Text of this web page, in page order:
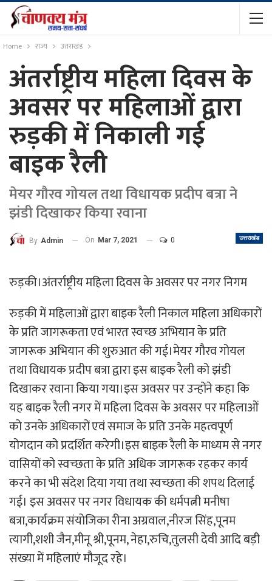
Home राज्य उत्तराखंड
अंतर्राष्ट्रीय महिला दिवस के
अवसर पर महिलाओं द्वारा
रुड़की में निकाली गई
बाइक रैली
मेयर गौरव गोयल तथा विधायक प्रदीप बत्रा ने
झंडी दिखाकर किया रवाना
उत्तराखंड
By Admin On Mar 7, 2021 0
रुड़की।अंतर्राष्ट्रीय महिला दिवस के अवसर पर नगर निगम
रुड़की में महिलाओं द्वारा बाइक रैली निकाल महिला अधिकारों
के प्रति जागरूकता एवं भारत स्वच्छ अभियान के प्रति
जागरूक अभियान की शुरुआत की गई।मेयर गौरव गोयल
तथा विधायक प्रदीप बत्रा द्वारा इस बाइक रैली को झंडी
दिखाकर रवाना किया गया।इस अवसर पर उन्होंने कहा कि
यह बाइक रैली नगर में महिला दिवस के अवसर पर महिलाओं
को उनके अधिकारों एवं समाज के प्रति उनके महत्वपूर्ण
योगदान को प्रदर्शित करेगी।इस बाइक रैली के माध्यम से नगर
वासियों को स्वच्छता के प्रति अधिक जागरूक रहकर कार्य
करने का भी संदेश दिया गया तथा स्वच्छता की शपथ दिलाई
गई। इस अवसर पर नगर विधायक की धर्मपत्नी मनीषा
बत्रा,कार्यक्रम संयोजिका रीना अग्रवाल,नीरज सिंह,पूनम
त्यागी,शशी जैन,मीनू श्री,पूनम, नेहा,रुचि,तुलसी देवी आदि बड़ी
संख्या में महिलाएं मौजूद रहे।